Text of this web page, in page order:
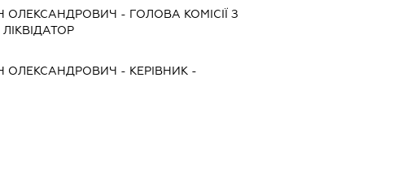
ОЛЕКСАНДРОВИЧ - ГОЛОВА КОМІСІЇ З
ОЛЕКСАНДРОВИЧ - КЕРІВНИК -